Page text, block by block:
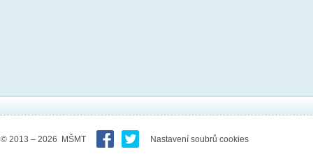
© 2013 – 2026 MŠMT Nastavení soubrů cookies